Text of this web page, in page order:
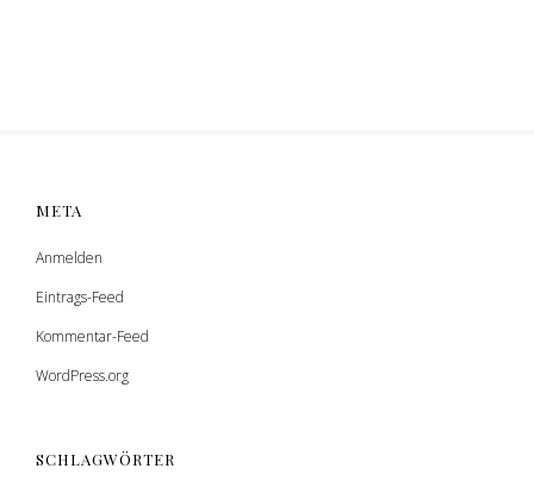
META
Anmelden
Eintrags-Feed
Kommentar-Feed
WordPress.org
SCHLAGWÖRTER